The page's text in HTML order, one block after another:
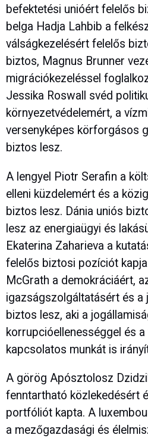
befektetési unióért felelős
belga Hadja Lahbib a
válságkezelésért felelős
biztos, Magnus Brunner
migrációkezeléssel
Jessika Roswall svéd
környezetvédelemért, a
versenyképes körforgásos
biztos lesz.
A lengyel Piotr Serafin a
elleni küzdelemért és a
biztos lesz. Dánia uniós
lesz az energiaügyi és
Ekaterina Zaharieva a
felelős biztosi pozíciót
McGrath a demokráciáért,
igazságszolgáltatásért és a
biztos lesz, aki a
korrupcióellenességgel és
kapcsolatos munkát is
A görög Apósztolosz
fenntartható közlekedésért
portfóliót kapta. A
a mezőgazdasági és